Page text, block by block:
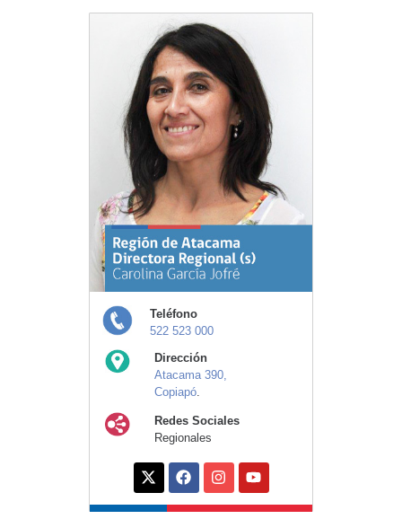
Teléfono
522 523 000
Dirección
Atacama 390,
Copiapó
Redes Sociales
Regionales